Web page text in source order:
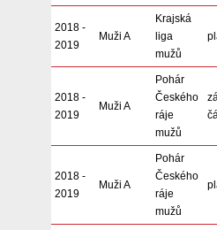
2018 -
2019
Muži A
Krajská
liga
mužů
2018 -
2019
Muži A
Pohár
Českého
ráje
mužů
2018 -
2019
Muži A
Pohár
Českého
ráje
mužů